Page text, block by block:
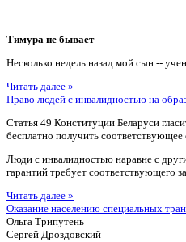
Тимура не бывает
Несколько недель назад мой сын --
Читать далее »
Право людей с инвалидностью на
Статья 49 Конституции Беларуси
бесплатно получить
Люди с инвалидностью наравне с
гарантий требует соответствующего
Читать далее »
Оказание населению специальных
Ольга Трипутень
Сергей Дроздовский